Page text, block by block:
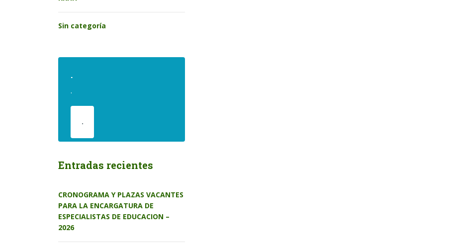
Sin categoría
.
.
.
Entradas recientes
CRONOGRAMA Y PLAZAS VACANTES
PARA LA ENCARGATURA DE
ESPECIALISTAS DE EDUCACION –
2026